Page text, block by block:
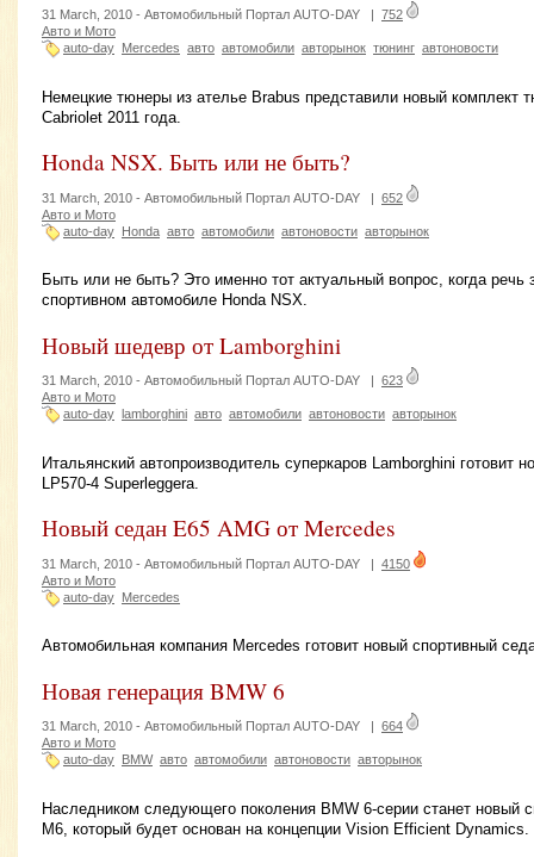
31 March, 2010 - Автомобильный Портал AUTO-DAY
752
Авто и Мото
auto-day Mercedes авто автомобили авторынок тюнинг автоновости
Немецкие тюнеры из ателье Brabus представили новый комплект
Cabriolet 2011 года.
Honda NSX. Быть или не быть?
31 March, 2010 - Автомобильный Портал AUTO-DAY | 652
Авто и Мото
auto-day Honda авто автомобили автоновости авторынок
Быть или не быть? Это именно тот актуальный вопрос, когда
спортивном автомобиле Honda NSX.
Новый шедевр от Lamborghini
31 March, 2010 - Автомобильный Портал AUTO-DAY
623
Авто и Мото
auto-day
lamborghini авто автомобили автоновости авторынок
Итальянский автопроизводитель суперкаров Lamborghini готовит
LP570-4 Superleggera.
Новый седан E65 AMG от Mercedes
31 March, 2010 - Автомобильный Портал AUTO-DAY | 4150
Авто и Мото
auto-day Mercedes
Автомобильная компания Mercedes готовит новый спортивный
Новая генерация BMW 6
31 March, 2010 - Автомобильный Портал AUTO-DAY
664
Авто и Мото
auto-day
BMW авто автомобили автоновости авторынок
Наследником следующего поколения BMW 6-серии станет новый
M6, который будет основан на концепции Vision Efficient Dynamics.